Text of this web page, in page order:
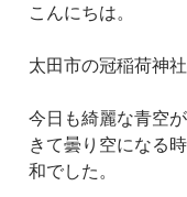
こんにちは。
太田市の冠稲荷神
今日も綺麗な青空
きて曇り空になる
和でした。